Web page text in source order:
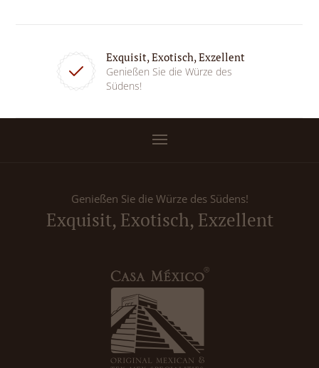
Exquisit, Exotisch, Exzellent
Genießen Sie die Würze des
Südens!
Genießen Sie die Würze des Südens!
Exquisit, Exotisch, Exzellent